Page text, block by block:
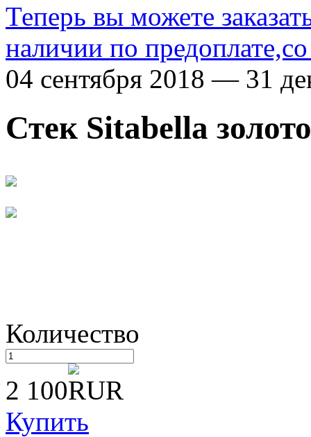
Теперь вы можете
наличии по
04 сентября 2018 — 31
Стек Sitabella
Количество
2 100
Купить